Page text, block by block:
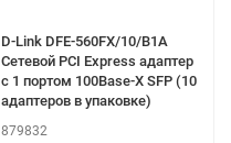
D-Link DFE-560FX/10/B1A
Сетевой PCI Express адаптер
с 1 портом 100Base-X SFP (10
адаптеров в упаковке)
879832